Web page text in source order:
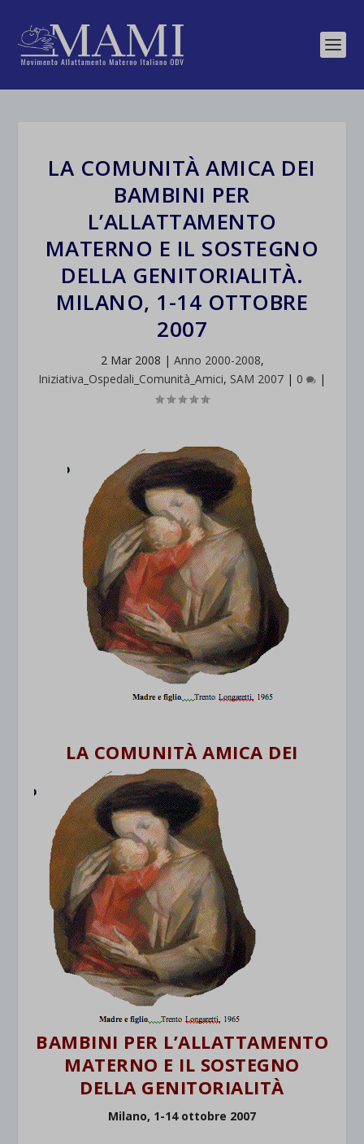
LA COMUNITÀ AMICA DEI
BAMBINI PER
L’ALLATTAMENTO
MATERNO E IL SOSTEGNO
DELLA GENITORIALITÀ.
MILANO, 1-14 OTTOBRE
2007
2 Mar 2008 | Anno 2000-2008,
Iniziativa_Ospedali_Comunità_Amici, SAM 2007 | 0 |
LA COMUNITÀ AMICA DEI
BAMBINI PER L’ALLATTAMENTO
MATERNO E IL SOSTEGNO
DELLA GENITORIALITÀ
Milano, 1-14 ottobre 2007